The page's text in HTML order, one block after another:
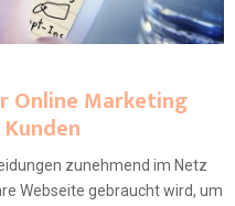
Online Marketing
zunehmend im Netz
Webseite gebraucht wird, um